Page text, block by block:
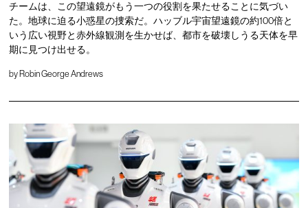
チームは、この望遠鏡がもう一つの役割を果たせることに気づい
た。地球に迫る小惑星の捜索だ。ハッブル宇宙望遠鏡の約100倍と
いう広い視野と赤外線観測を生かせば、都市を破壊しうる天体を早
期に見つけ出せる。
byRobin George Andrews